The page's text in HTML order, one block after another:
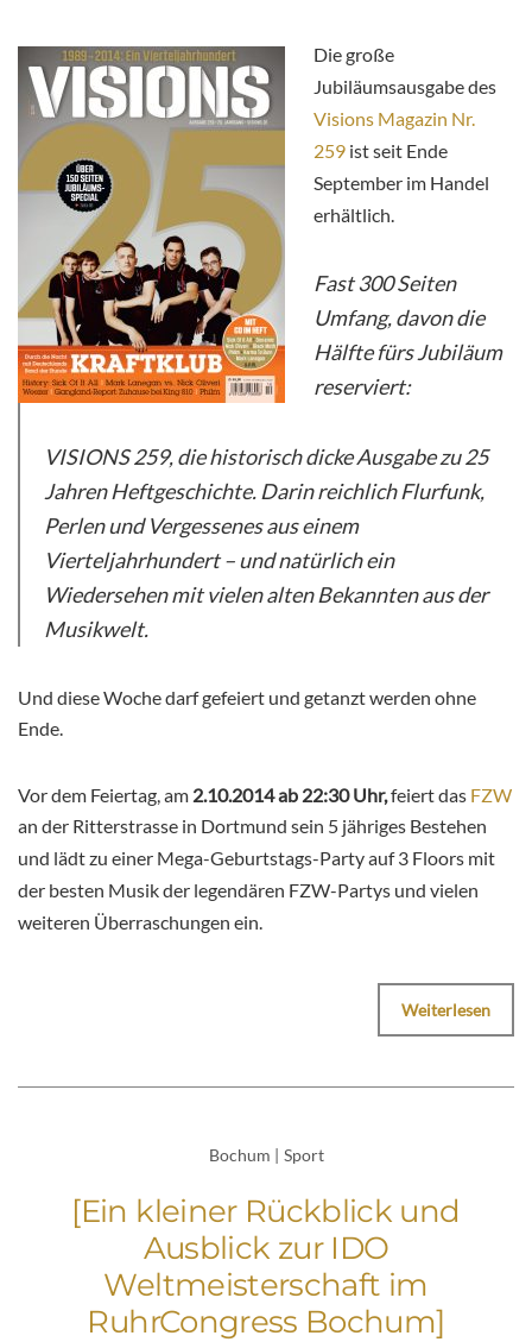
Die große
Jubiläumsausgabe des
Visions Magazin Nr.
259 ist seit Ende
September im Handel
erhältlich.
Fast 300 Seiten
Umfang, davon die
Hälfte fürs Jubiläum
reserviert:
VISIONS 259, die historisch dicke Ausgabe zu 25
Jahren Heftgeschichte. Darin reichlich Flurfunk,
Perlen und Vergessenes aus einem
Vierteljahrhundert – und natürlich ein
Wiedersehen mit vielen alten Bekannten aus der
Musikwelt.
Und diese Woche darf gefeiert und getanzt werden ohne
Ende.
Vor dem Feiertag, am 2.10.2014 ab 22:30 Uhr,feiert das FZW
an der Ritterstrasse in Dortmund sein 5 jähriges Bestehen
und lädt zu einer Mega-Geburtstags-Party auf 3 Floors mit
der besten Musik der legendären FZW-Partys und vielen
weiteren Überraschungen ein.
Weiterlesen
Bochum | Sport
[Ein kleiner Rückblick und
Ausblick zur IDO
Weltmeisterschaft im
RuhrCongress Bochum]